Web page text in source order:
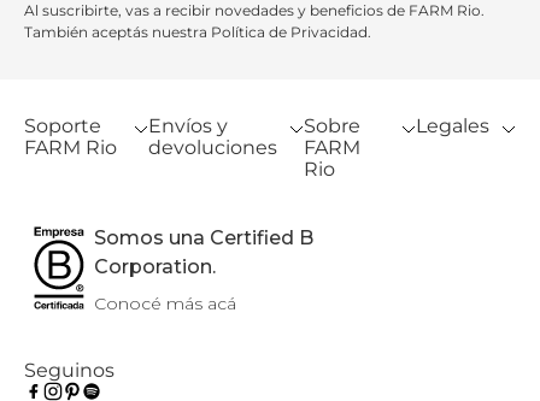
Al suscribirte, vas a recibir novedades y beneficios de FARM Rio.
También aceptás nuestra Política de Privacidad.
Soporte
FARM Rio
Envíos y
devoluciones
Sobre
FARM
Rio
Legales
Somos una Certified B
Corporation.
Conocé más acá
Seguinos